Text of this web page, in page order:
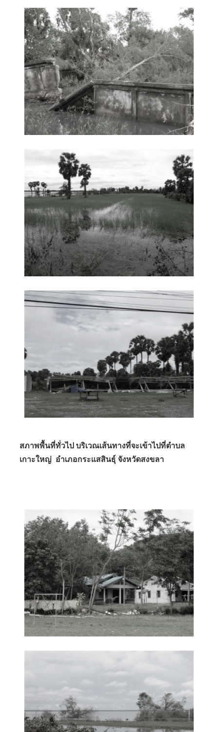
สภาพพื้นที่ทั่วไป บริเวณเส้นทางที่จะเข้าไปที่ตำบล
เกาะใหญ่ อำเภอกระแสสินธุ์ จังหวัดสงขลา